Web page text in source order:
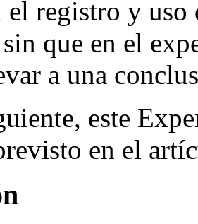
el registro y
que en el
a una
este
en el